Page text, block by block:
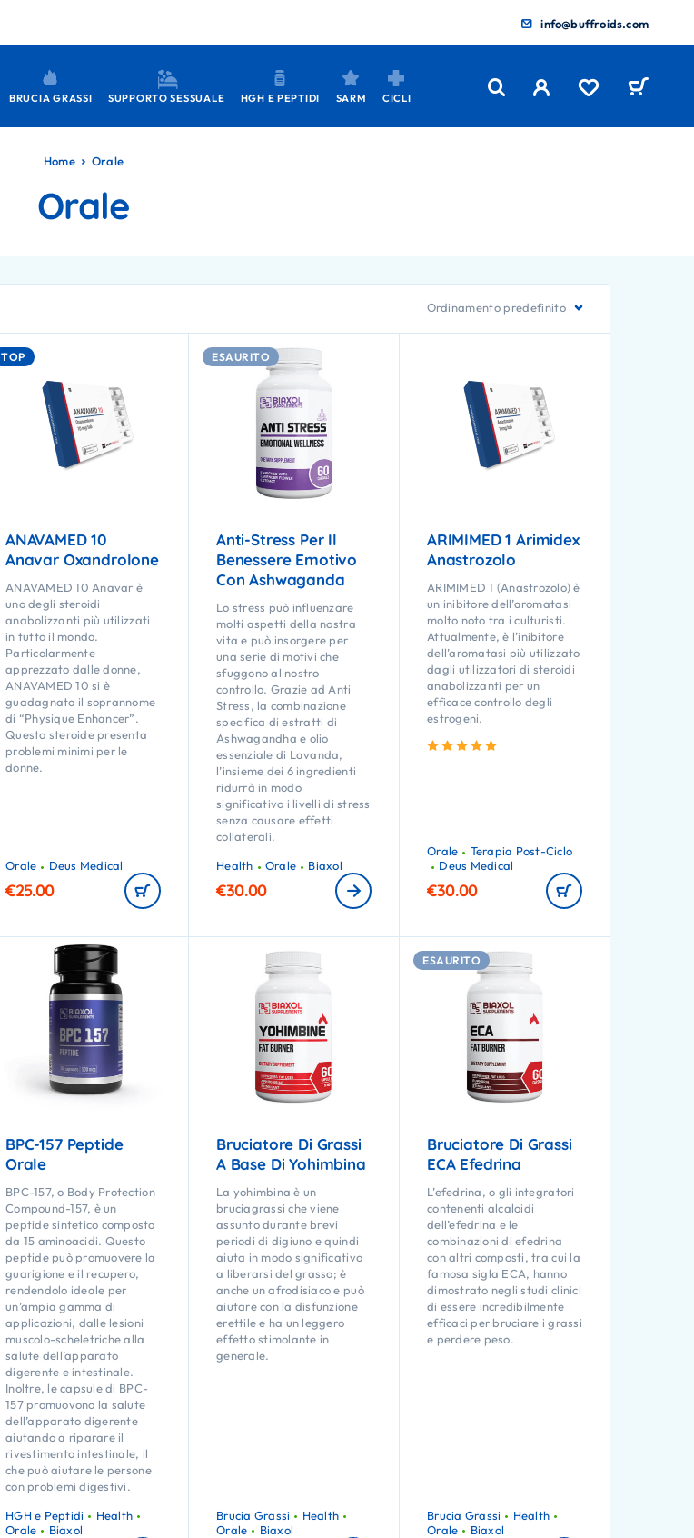
info@buffroids.com
BRUCIA GRASSI SUPPORTO SESSUALE HGH E PEPTIDI SARM CICLI
Home Orale
Orale
Ordinamento predefinito
TOP
ANAVAMED 10
Anavar Oxandrolone
ANAVAMED 10 Anavar è
uno degli steroidi
anabolizzanti più utilizzati
in tutto il mondo.
Particolarmente
apprezzato dalle donne,
ANAVAMED 10 si è
guadagnato il soprannome
di “Physique Enhancer”.
Questo steroide presenta
problemi minimi per le
donne.
Orale Deus Medical
€25.00
ESAURITO
Anti-Stress Per Il
Benessere Emotivo
Con Ashwaganda
Lo stress può influenzare
molti aspetti della nostra
vita e può insorgere per
una serie di motivi che
sfuggono al nostro
controllo. Grazie ad Anti
Stress, la combinazione
specifica di estratti di
Ashwagandha e olio
essenziale di Lavanda,
l’insieme dei 6 ingredienti
ridurrà in modo
significativo i livelli di stress
senza causare effetti
collaterali.
Health
Orale Biaxol
€30.00
ARIMIMED 1 Arimidex
Anastrozolo
ARIMIMED 1 (Anastrozolo) è
un inibitore dell’aromatasi
molto noto tra i culturisti.
Attualmente, è l’inibitore
dell’aromatasi più utilizzato
dagli utilizzatori di steroidi
anabolizzanti per un
efficace controllo degli
estrogeni.
Orale
Terapia Post-Ciclo
Deus Medical
€30.00
BPC-157 Peptide
Orale
BPC-157, o Body Protection
Compound-157, è un
peptide sintetico composto
da 15 aminoacidi. Questo
peptide può promuovere la
guarigione e il recupero,
rendendolo ideale per
un’ampia gamma di
applicazioni, dalle lesioni
muscolo-scheletriche alla
salute dell’apparato
digerente e intestinale.
Inoltre, le capsule di BPC-
157 promuovono la salute
dell’apparato digerente
aiutando a riparare il
rivestimento intestinale, il
che può aiutare le persone
con problemi digestivi.
HGH e Peptidi
Health
Orale
Biaxol
Bruciatore Di Grassi
A Base Di Yohimbina
La yohimbina è un
bruciagrassi che viene
assunto durante brevi
periodi di digiuno e quindi
aiuta in modo significativo
a liberarsi del grasso; è
anche un afrodisiaco e può
aiutare con la disfunzione
erettile e ha un leggero
effetto stimolante in
generale.
Brucia Grassi
Health
Orale
Biaxol
ESAURITO
Bruciatore Di Grassi
ECA Efedrina
L’efedrina, o gli integratori
contenenti alcaloidi
dell’efedrina e le
combinazioni di efedrina
con altri composti, tra cui la
famosa sigla ECA, hanno
dimostrato negli studi clinici
di essere incredibilmente
efficaci per bruciare i grassi
e perdere peso.
Brucia Grassi
Health
Orale
Biaxol